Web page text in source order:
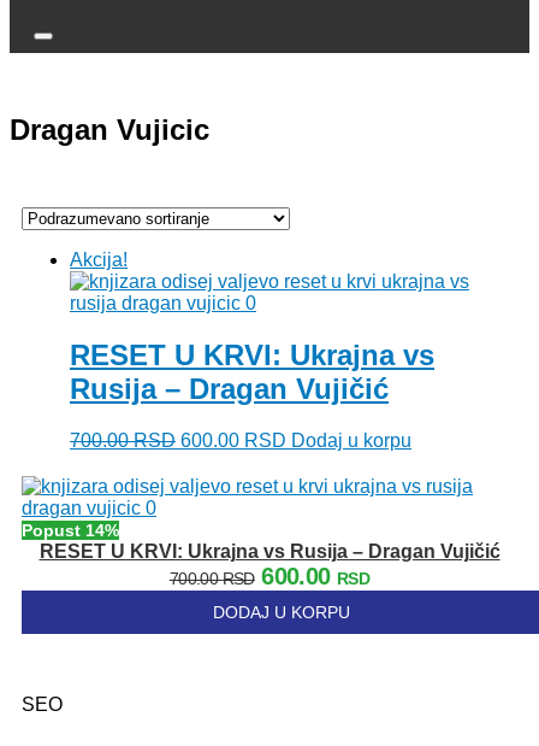
Dragan Vujicic
Akcija!
RESET U KRVI: Ukrajna vs
Rusija – Dragan Vujičić
700.00RSD Originalna
je
600.00 RSD Trenutna
je:
Dodaj u korpu
Popust 14%
RESET U KRVI: Ukrajna vs Rusija – Dragan Vujičić
700.00RSD Originalna
cena
je
600.00 RSDTrenutna
je:
DODAJ U KORPU
SEO